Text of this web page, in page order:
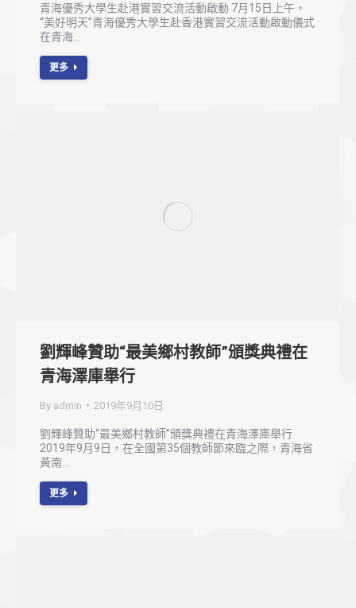
青海優秀大學生赴港實習交流活動啟動 7月15日上午，
“美好明天”青海優秀大學生赴香港實習交流活動啟動儀式
在青海…
更多
劉輝峰贊助“最美鄉村教師”頒獎典禮在
青海澤庫舉行
By admin 2019年9月10日
劉輝峰贊助“最美鄉村教師”頒獎典禮在青海澤庫舉行
2019年9月9日，在全國第35個教師節來臨之際，青海省
黃南…
更多